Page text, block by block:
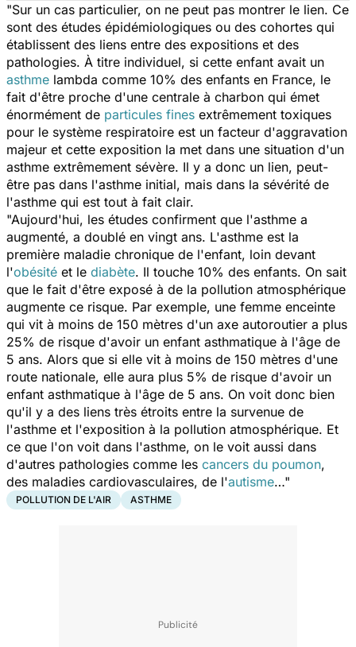
"Sur un cas particulier, on ne peut pas montrer le lien. Ce
sont des études épidémiologiques ou des cohortes qui
établissent des liens entre des expositions et des
pathologies. À titre individuel, si cette enfant avait un
asthme lambda comme 10% des enfants en France, le
fait d'être proche d'une centrale à charbon qui émet
énormément de particules fines extrêmement toxiques
pour le système respiratoire est un facteur d'aggravation
majeur et cette exposition la met dans une situation d'un
asthme extrêmement sévère. Il y a donc un lien, peut-
être pas dans l'asthme initial, mais dans la sévérité de
l'asthme qui est tout à fait clair.
"Aujourd'hui, les études confirment que l'asthme a
augmenté, a doublé en vingt ans. L'asthme est la
première maladie chronique de l'enfant, loin devant
l'obésité et le diabète. Il touche 10% des enfants. On sait
que le fait d'être exposé à de la pollution atmosphérique
augmente ce risque. Par exemple, une femme enceinte
qui vit à moins de 150 mètres d'un axe autoroutier a plus
25% de risque d'avoir un enfant asthmatique à l'âge de
5 ans. Alors que si elle vit à moins de 150 mètres d'une
route nationale, elle aura plus 5% de risque d'avoir un
enfant asthmatique à l'âge de 5 ans. On voit donc bien
qu'il y a des liens très étroits entre la survenue de
l'asthme et l'exposition à la pollution atmosphérique. Et
ce que l'on voit dans l'asthme, on le voit aussi dans
d'autres pathologies comme les cancers du poumon,
des maladies cardiovasculaires, de l'autisme…"
POLLUTION DE L'AIR ASTHME